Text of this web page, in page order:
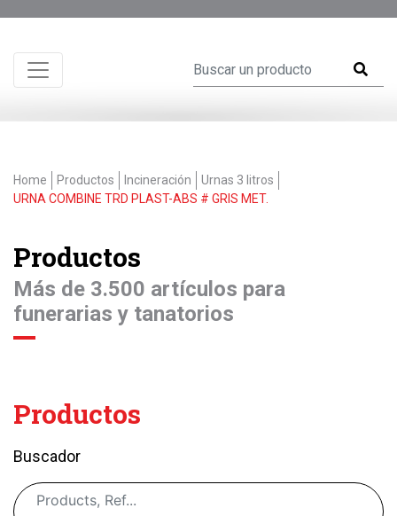
Home Productos Incineración
Urnas 3 litros
URNA COMBINE TRD PLAST-ABS # GRIS MET.
Productos
Más de 3.500 artículos para
funerarias y tanatorios
Productos
Buscador